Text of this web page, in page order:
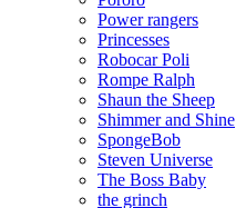
Power rangers
Princesses
Robocar Poli
Rompe Ralph
Shaun the Sheep
Shimmer and Shine
SpongeBob
Steven Universe
The Boss Baby
the grinch